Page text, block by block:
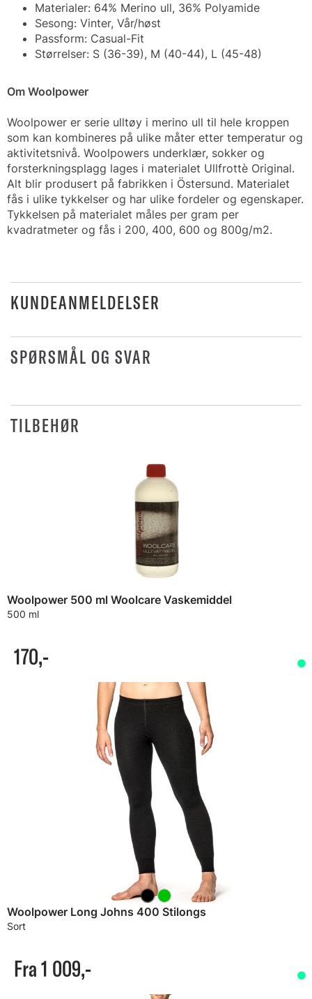
Materialer: 64% Merino ull, 36% Polyamide
Sesong: Vinter, Vår/høst
Passform: Casual-Fit
Størrelser: S (36-39), M (40-44), L (45-48)
Om Woolpower
Woolpower er serie ulltøy i merino ull til hele kroppen
som kan kombineres på ulike måter etter temperatur og
aktivitetsnivå. Woolpowers underklær, sokker og
forsterkningsplagg lages i materialet Ullfrottè Original.
Alt blir produsert på fabrikken i Östersund. Materialet
fås i ulike tykkelser og har ulike fordeler og egenskaper.
Tykkelsen på materialet måles per gram per
kvadratmeter og fås i 200, 400, 600 og 800g/m2.
KUNDEANMELDELSER
SPØRSMÅL OG SVAR
TILBEHØR
Woolpower 500 ml Woolcare Vaskemiddel
500 ml
170,-
Woolpower Long Johns 400 Stilongs
Sort
Fra 1 009,-